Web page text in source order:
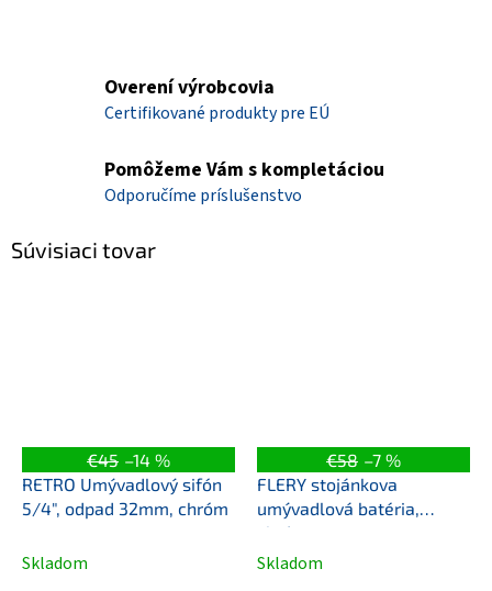
Overení výrobcovia
Certifikované produkty pre EÚ
Pomôžeme Vám s kompletáciou
Odporučíme príslušenstvo
Súvisiaci tovar
€45 –14 %
RETRO Umývadlový sifón
5/4", odpad 32mm, chróm
Skladom
€58 –7 %
FLERY stojánkova
umývadlová batéria,
chróm
Skladom